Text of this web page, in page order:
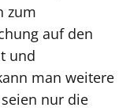
zum
auf den
und
man weitere
nur die